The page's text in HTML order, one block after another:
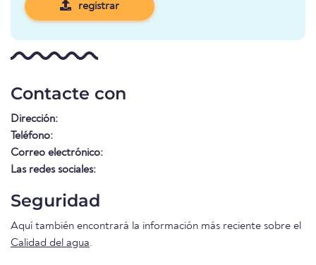
registrar
Contacte con
Dirección:
Teléfono:
Correo electrónico:
Las redes sociales:
Seguridad
Aquí también encontrará la información más reciente sobre el
Calidad del agua.